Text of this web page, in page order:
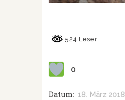
524 Leser
0
Datum: 18. März 2018